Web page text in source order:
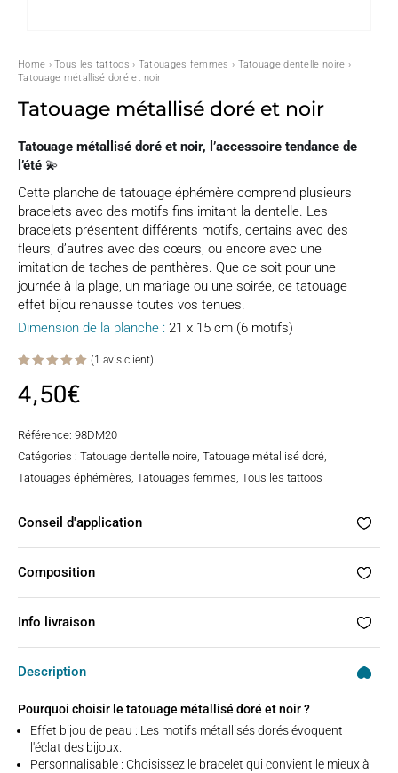
Home ›Tous les tattoos › Tatouages femmes › Tatouage dentelle noire ›
Tatouage métallisé doré et noir
Tatouage métallisé doré et noir
Tatouage métallisé doré et noir, l’accessoire tendance de
l’été 💫
Cette planche de tatouage éphémère comprend plusieurs
bracelets avec des motifs fins imitant la dentelle. Les
bracelets présentent différents motifs, certains avec des
fleurs, d’autres avec des cœurs, ou encore avec une
imitation de taches de panthères. Que ce soit pour une
journée à la plage, un mariage ou une soirée, ce tatouage
effet bijou rehausse toutes vos tenues.
Dimension de la planche : 21 x 15 cm (6 motifs)
sur 5
basé
client
(1 avis client)
4,50€
Référence: 98DM20
Catégories : Tatouage dentelle noire, Tatouage métallisé doré,
Tatouages éphémères, Tatouages femmes, Tous les tattoos
Conseil d'application
Composition
Info livraison
Description
Pourquoi choisir le tatouage métallisé doré et noir ?
Effet bijou de peau : Les motifs métallisés dorés évoquent
l'éclat des bijoux.
Personnalisable : Choisissez le bracelet qui convient le mieux à